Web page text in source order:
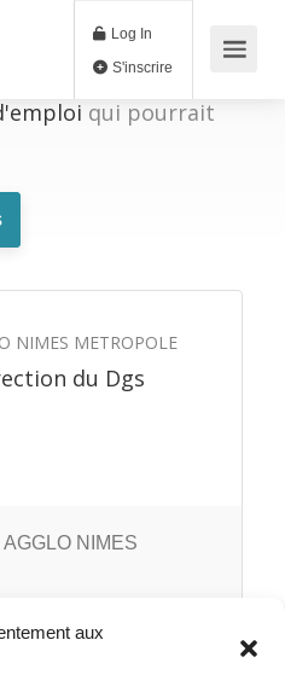
aux
Log In
qui pourrait
NIMES METROPOLE
du Dgs
NIMES